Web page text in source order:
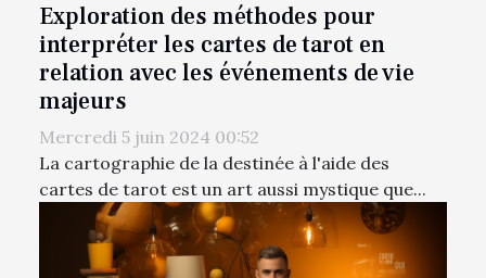
Exploration des méthodes pour
interpréter les cartes de tarot en
relation avec les événements de vie
majeurs
Mercredi 5 juin 2024 00:52
La cartographie de la destinée à l'aide des
cartes de tarot est un art aussi mystique que...